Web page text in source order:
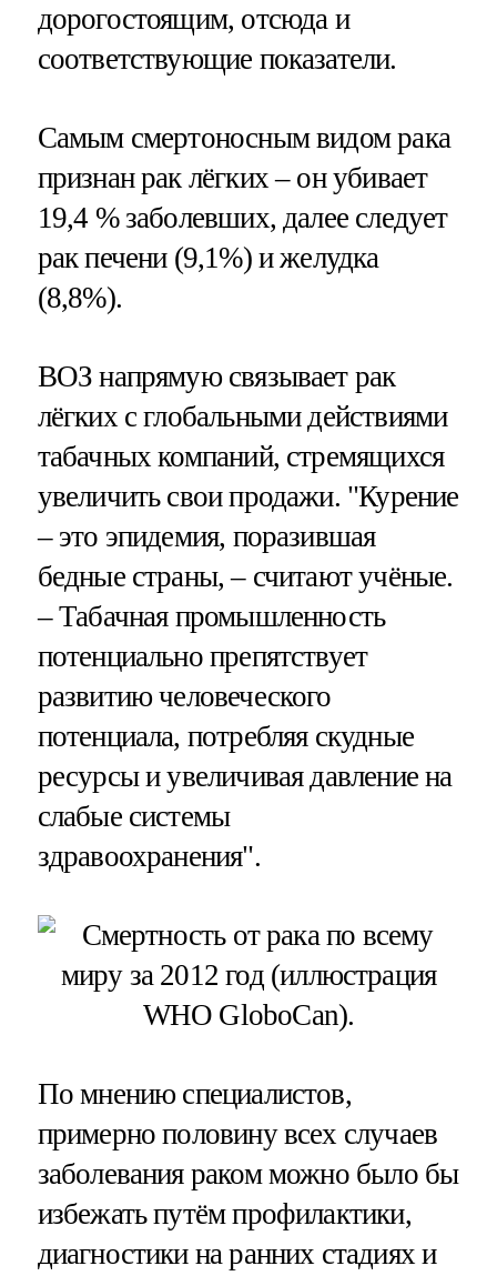
дорогостоящим, отсюда и
соответствующие показатели.
Самым смертоносным видом рака
признан рак лёгких – он убивает
19,4 % заболевших, далее следует
рак печени (9,1%) и желудка
(8,8%).
ВОЗ напрямую связывает рак
лёгких с глобальными действиями
табачных компаний, стремящихся
увеличить свои продажи. "Курение
– это эпидемия, поразившая
бедные страны, – считают учёные.
– Табачная промышленность
потенциально препятствует
развитию человеческого
потенциала, потребляя скудные
ресурсы и увеличивая давление на
слабые системы
здравоохранения".
По мнению специалистов,
примерно половину всех случаев
заболевания раком можно было бы
избежать путём профилактики,
диагностики на ранних стадиях и